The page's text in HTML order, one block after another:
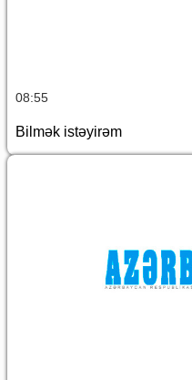
08:55
Bilmək istəyirəm